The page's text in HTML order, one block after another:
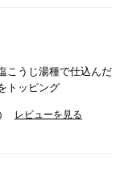
こうじ湯種で仕込んだ
トッピング
レビューを見る